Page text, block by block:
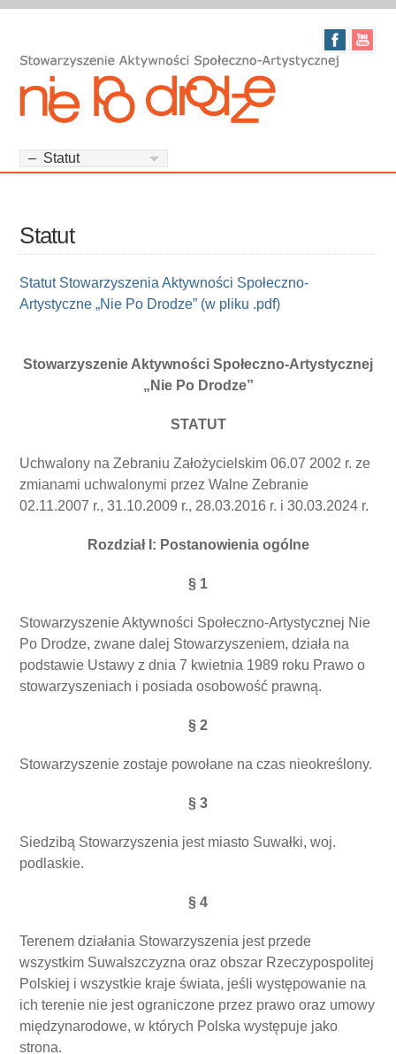
Statut
Statut Stowarzyszenia Aktywności Społeczno-
Artystyczne „Nie Po Drodze” (w pliku .pdf)
Stowarzyszenie Aktywności Społeczno-Artystycznej
„Nie Po Drodze”
STATUT
Uchwalony na Zebraniu Założycielskim 06.07 2002 r. ze
zmianami uchwalonymi przez Walne Zebranie
02.11.2007 r., 31.10.2009 r., 28.03.2016 r. i 30.03.2024 r.
Rozdział I: Postanowienia ogólne
§ 1
Stowarzyszenie Aktywności Społeczno-Artystycznej Nie
Po Drodze, zwane dalej Stowarzyszeniem, działa na
podstawie Ustawy z dnia 7 kwietnia 1989 roku Prawo o
stowarzyszeniach i posiada osobowość prawną.
§ 2
Stowarzyszenie zostaje powołane na czas nieokreślony.
§ 3
Siedzibą Stowarzyszenia jest miasto Suwałki, woj.
podlaskie.
§ 4
Terenem działania Stowarzyszenia jest przede
wszystkim Suwalszczyzna oraz obszar Rzeczypospolitej
Polskiej i wszystkie kraje świata, jeśli występowanie na
ich terenie nie jest ograniczone przez prawo oraz umowy
międzynarodowe, w których Polska występuje jako
strona.